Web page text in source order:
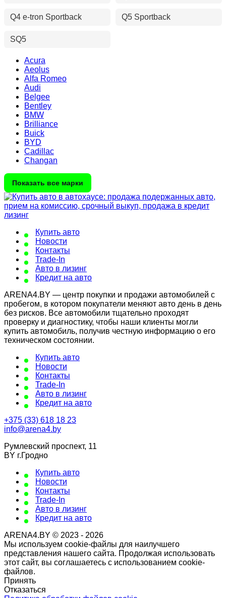
Q4 e-tron Sportback Q5 Sportback
SQ5
Acura
Aeolus
Alfa Romeo
Audi
Belgee
Bentley
BMW
Brilliance
Buick
BYD
Cadillac
Changan
Показать все марки
Купить авто
Новости
Контакты
Trade-In
Авто в лизинг
Кредит на авто
ARENA4.BY — центр покупки и продажи автомобилей с
пробегом, в котором покупатели меняют авто день в день
без рисков. Все автомобили тщательно проходят
проверку и диагностику, чтобы наши клиенты могли
купить автомобиль, получив честную информацию о его
техническом состоянии.
Купить авто
Новости
Контакты
Trade-In
Авто в лизинг
Кредит на авто
+375 (33) 618 18 23
info@arena4.by
Румлевский проспект, 11
BY г.Гродно
Купить авто
Новости
Контакты
Trade-In
Авто в лизинг
Кредит на авто
ARENA4.BY © 2023 - 2026
Мы используем cookie-файлы для наилучшего
представления нашего сайта. Продолжая использовать
этот сайт, вы соглашаетесь с использованием cookie-
файлов.
Принять
Отказаться